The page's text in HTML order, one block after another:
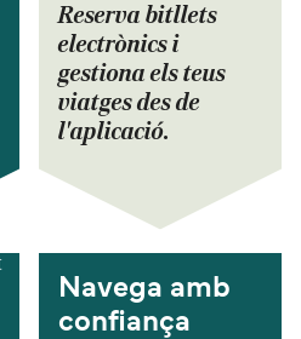
Reserva bitllets
electrònics i
gestiona els teus
viatges des de
l'aplicació.
Navega amb
confiança